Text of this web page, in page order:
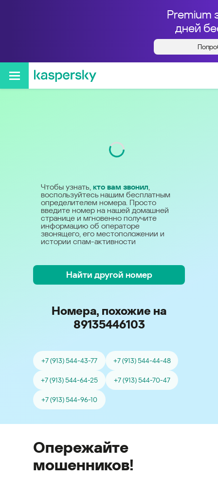
Premium
дней
Кто звонил с номера
+79135446103
Чтобы узнать, кто вам звонил,
воспользуйтесь нашим бесплатным
определителем номера. Просто
введите номер на нашей домашней
странице и мгновенно получите
информацию об операторе
звонящего, его местоположении и
истории спам-активности
Найти другой номер
Номера, похожие на
89135446103
+7 (913) 544-43-77 +7 (913) 544-44-48
+7 (913) 544-64-25 +7 (913) 544-70-47
+7 (913) 544-96-10
Опережайте
мошенников!